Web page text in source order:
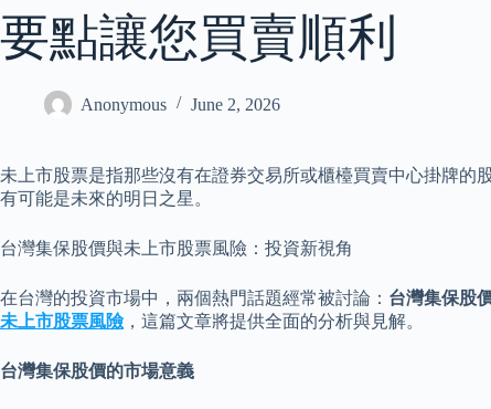
要點讓您買賣順利
Anonymous June 2, 2026
未上市股票是指那些沒有在證券交易所或櫃檯買賣中心掛牌
有可能是未來的明日之星。
台灣集保股價與未上市股票風險：投資新視角
在台灣的投資市場中，兩個熱門話題經常被討論： 台灣集保股
未上市股票風險 ，這篇文章將提供全面的分析與見解。
台灣集保股價的市場意義